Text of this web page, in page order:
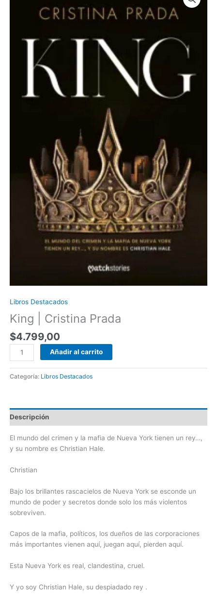
Libros Destacados
King | Cristina Prada
$4.799,00
Añadir al carrito
Categoría: Libros Destacados
Descripción
El mundo del crimen y la mafia de Nueva York tienen un rey…,
y su nombre es Christian Hale.
Christian
Bajo los brillantes rascacielos de Nueva York se esconde un
mundo de poder y secretos donde solo los más violentos
sobreviven.
Capos de la mafia, políticos, los dueños de las corporaciones
más importantes vienen aquí, juegan aquí, pierden aquí.
Esta Nueva York es real, clandestina, cruel.
Y yo soy Christian Hale, su despiadado rey .